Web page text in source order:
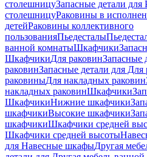
столешницуЗапасные детали
столешницуРаковины в
детейРаковины коллективного
пользованияПьедесталы
ванной комнатыШкафчики
ШкафчикиДля раковинЗапасные
раковинЗапасные детали для Для
раковиныДля накладных pаковин
накладных pаковинШкафчики
ШкафчикиНижние шкафчики
шкафчикиВысокие шкафчики
шкафчикиШкафчики средней
Шкафчики средней высоты
для Навесные шкафыДругая